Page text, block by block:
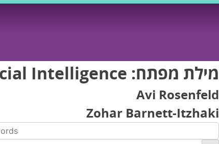
Skip
מילת מפתח: Intelligence
Avi Rosenfeld
Zohar Barnett-Itzhaki